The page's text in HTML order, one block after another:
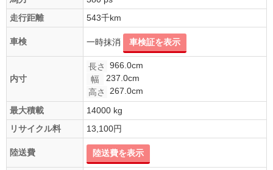
走行距離
543千km
車検 一時抹消 車検証を表示
内寸
長さ
966.0cm
幅
237.0cm
高さ
267.0cm
最大積載
14000 kg
リサイクル料
13,100円
陸送費 陸送費を表示